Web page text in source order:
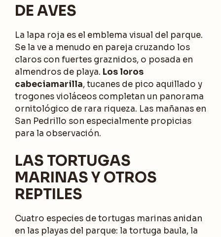
DE AVES
La lapa roja es el emblema visual del parque.
Se la ve a menudo en pareja cruzando los
claros con fuertes graznidos, o posada en
almendros de playa. Los loros
cabeciamarilla, tucanes de pico aquillado y
trogones violáceos completan un panorama
ornitológico de rara riqueza. Las mañanas en
San Pedrillo son especialmente propicias
para la observación.
LAS TORTUGAS
MARINAS Y OTROS
REPTILES
Cuatro especies de tortugas marinas anidan
en las playas del parque: la tortuga baula, la